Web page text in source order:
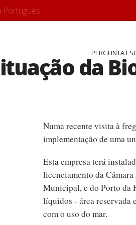
Português
PERGUNTA
da
Numa recente visita à
implementação de uma
Esta empresa terá
licenciamento da
Municipal, e do Porto da
líquidos - área reservada
com o uso do mar.